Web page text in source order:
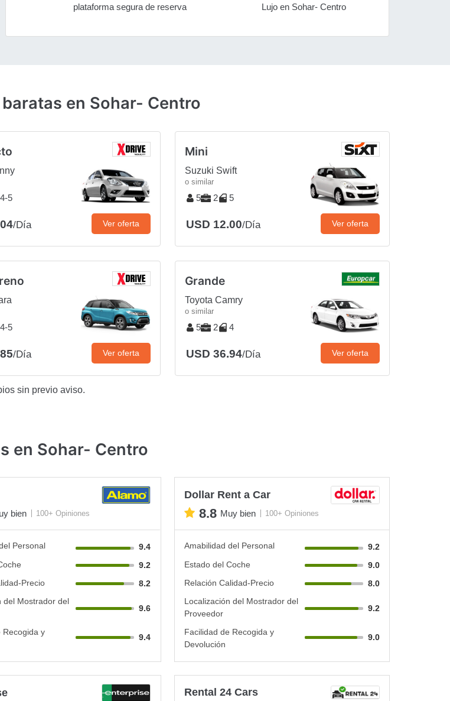
plataforma segura de reserva
Lujo en Sohar- Centro
en Sohar- Centro
4-5
/Día Ver oferta
Mini
Suzuki Swift
o similar
5 2 5
USD 12.00/Día Ver oferta
4-5
/Día Ver oferta
Grande
Toyota Camry
o similar
5 2 4
USD 36.94/Día Ver oferta
sin previo aviso.
en Sohar- Centro
bien 100+ Opiniones
Personal
9.4
9.2
Precio
8.2
del Mostrador del
9.6
Recogida y
9.4
Dollar Rent a Car
8.8 Muy bien 100+ Opiniones
Amabilidad del Personal
9.2
Estado del Coche
9.0
Relación Calidad-Precio
8.0
Localización del Mostrador del
Proveedor
9.2
Facilidad de Recogida y
Devolución
9.0
Rental 24 Cars